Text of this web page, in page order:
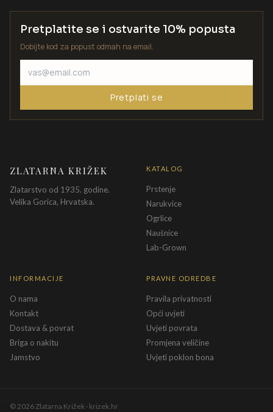
Pretplatite se i ostvarite 10% popusta
Dobijte kod za popust odmah na email.
Pretplati se
ZLATARNA KRIŽEK
Zlatarstvo od 1935. godine.
Velika Gorica, Hrvatska.
KATALOG
Prstenje
Narukvice
Ogrlice
Naušnice
Lab-Grown
INFORMACIJE
O nama
Kontakt
Dostava & povrat
Briga o nakitu
Jamstvo
PRAVNE ODREDBE
Pravila privatnosti
Opći uvjeti
Uvjeti povrata
Promjena veličine
Uvjeti poklon bona
©2026Zlatarna Križek · krizek.hr